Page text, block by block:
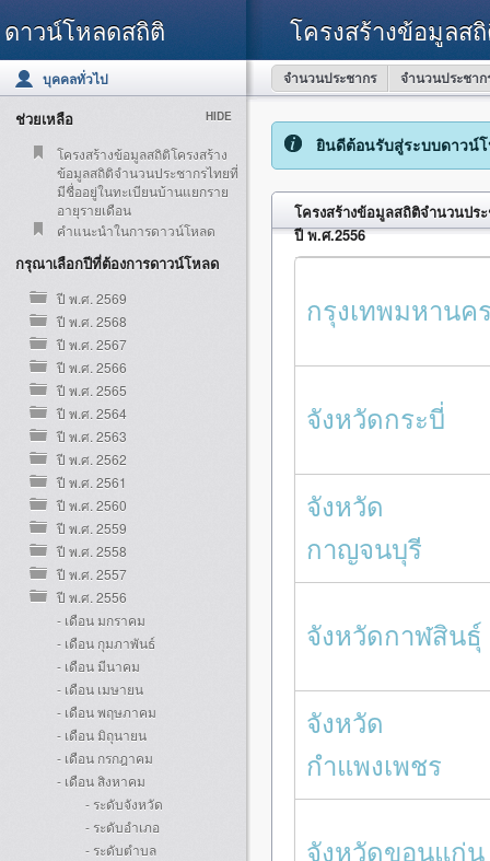
ดาวน์โหลดสถิติ โครงสร้างข้อมูลส
บุคคลทั่วไป จำนวนประชากร จำนวนประชาก
ช่วยเหลือ HIDE
โครงสร้างข้อมูลสถิติโครงสร้าง
ข้อมูลสถิติจำนวนประชากรไทยที่
มีชื่ออยู่ในทะเบียนบ้านแยกราย
อายุรายเดือน
คำแนะนำในการดาวน์โหลด
กรุณาเลือกปีที่ต้องการดาวน์โหลด
ปี พ.ศ. 2569
ปี พ.ศ. 2568
ปี พ.ศ. 2567
ปี พ.ศ. 2566
ปี พ.ศ. 2565
ปี พ.ศ. 2564
ปี พ.ศ. 2563
ปี พ.ศ. 2562
ปี พ.ศ. 2561
ปี พ.ศ. 2560
ปี พ.ศ. 2559
ปี พ.ศ. 2558
ปี พ.ศ. 2557
ปี พ.ศ. 2556
- เดือน มกราคม
- เดือน กุมภาพันธ์
- เดือน มีนาคม
- เดือน เมษายน
- เดือน พฤษภาคม
- เดือน มิถุนายน
- เดือน กรกฎาคม
- เดือน สิงหาคม
- ระดับจังหวัด
- ระดับอำเภอ
- ระดับตำบล
ยินดีต้อนรับสู่ระบบดาวน์
โครงสร้างข้อมูลสถิติจำนวนปร
ปี พ.ศ.2556
กรุงเทพมหานค
จังหวัดกระบี่
จังหวัด
กาญจนบุรี
จังหวัดกาฬสินธุ์
จังหวัด
กำแพงเพชร
จังหวัดขอนแก่น